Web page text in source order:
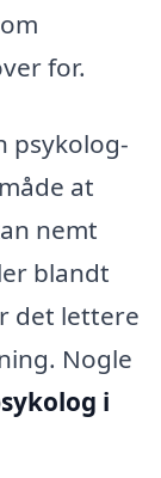
for.
psykolog-
at
nemt
blandt
det lettere
Nogle
i